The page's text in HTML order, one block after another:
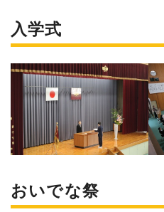
入学式
おいでな祭